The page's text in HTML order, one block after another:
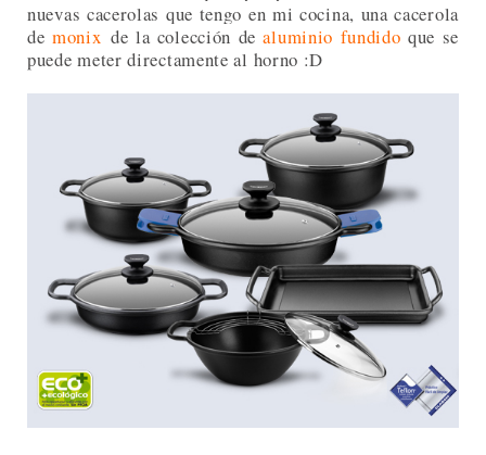
nuevas cacerolas que tengo en mi cocina, una cacerola
de monix de la colección dealuminio fundido que se
puede meter directamente al horno :D